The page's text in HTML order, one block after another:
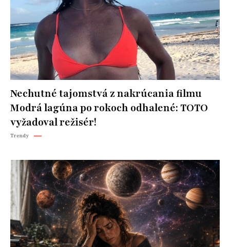
Nechutné tajomstvá z nakrúcania filmu
Modrá lagúna po rokoch odhalené: TOTO
vyžadoval režisér!
Trendy